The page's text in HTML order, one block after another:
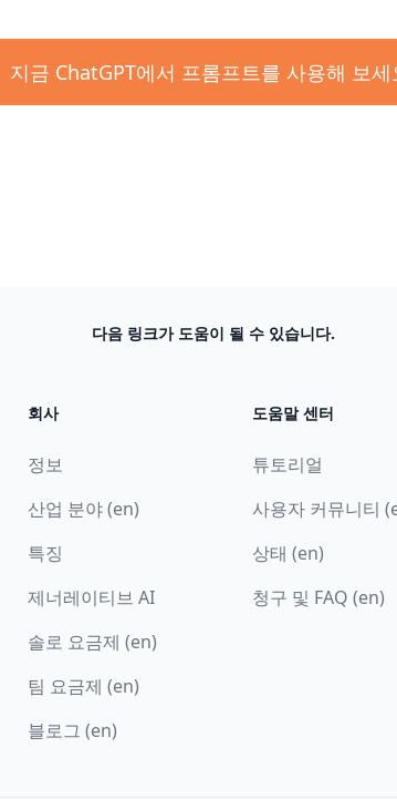
지금 ChatGPT에서 프롬프트를 사용해 보세
다음 링크가 도움이 될 수 있습니다.
회사
정보
산업 분야 (en)
특징
제너레이티브 AI
솔로 요금제 (en)
팀 요금제 (en)
블로그 (en)
도움말 센터
튜토리얼
사용자 커뮤니티
상태 (en)
청구 및 FAQ (en)